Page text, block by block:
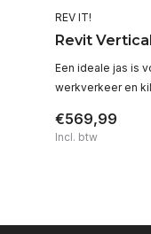
REV IT!
Revit
Een ideale jas is
werkverkeer en
€569,99
Incl. btw